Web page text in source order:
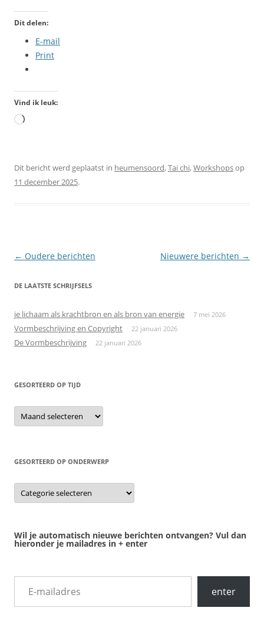
Dit delen:
E-mail
Print
Vind ik leuk:
Aan
Dit bericht werd geplaatst in heumensoord,Tai chi,Workshopsop
11 december 2025.
Berichtnavigatie
← Oudere berichten Nieuwere berichten →
DE LAATSTE SCHRIJFSELS
je lichaam als krachtbron en als bron van energie 7 mei 2026
Vormbeschrijving en Copyright 22 januari 2026
De Vormbeschrijving 22 januari 2026
GESORTEERD OP TIJD
gesorteerd
op
tijd
GESORTEERD OP ONDERWERP
gesorteerd
op
onderwerp
Wil je automatisch nieuwe berichten ontvangen? Vul dan
hieronder je mailadres in + enter
E-mailadres
enter